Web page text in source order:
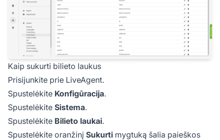
Kaip sukurti bilieto laukus
Prisijunkite prie LiveAgent.
Spustelėkite Konfigūracija.
Spustelėkite Sistema.
Spustelėkite Bilieto laukai.
Spustelėkite oranžinį Sukurti mygtuką šalia paieškos